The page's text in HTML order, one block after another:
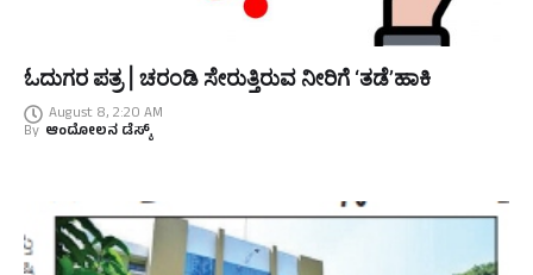
ಓದುಗರ ಪತ್ರ | ಚರಂಡಿ ಸೇರುತ್ತಿರುವ ನೀರಿಗೆ ‘ತಡೆ’ಹಾಕಿ
August 8, 2:20 AM
By ಆಂದೋಲನ ಡೆಸ್ಕ್